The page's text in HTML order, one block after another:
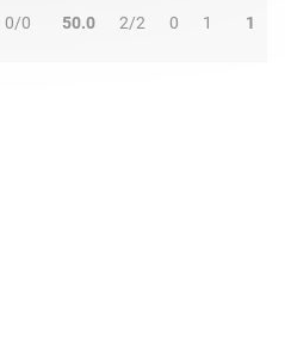
0/0 50.0 2/2 0 1 1